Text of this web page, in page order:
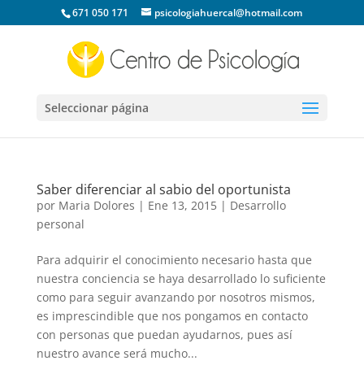
671 050 171 psicologiahuercal@hotmail.com
Seleccionar página
Saber diferenciar al sabio del oportunista
por Maria Dolores | Ene 13, 2015| Desarrollo
personal
Para adquirir el conocimiento necesario hasta que
nuestra conciencia se haya desarrollado lo suficiente
como para seguir avanzando por nosotros mismos,
es imprescindible que nos pongamos en contacto
con personas que puedan ayudarnos, pues así
nuestro avance será mucho...